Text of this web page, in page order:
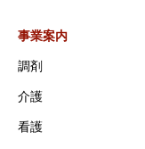
事業案内
調剤
介護
看護